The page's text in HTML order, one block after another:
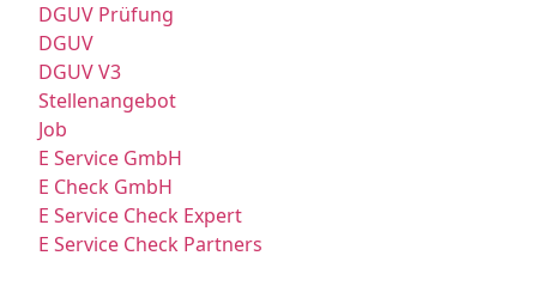
DGUV Prüfung
DGUV
DGUV V3
Stellenangebot
Job
E Service GmbH
E Check GmbH
E Service Check Expert
E Service Check Partners